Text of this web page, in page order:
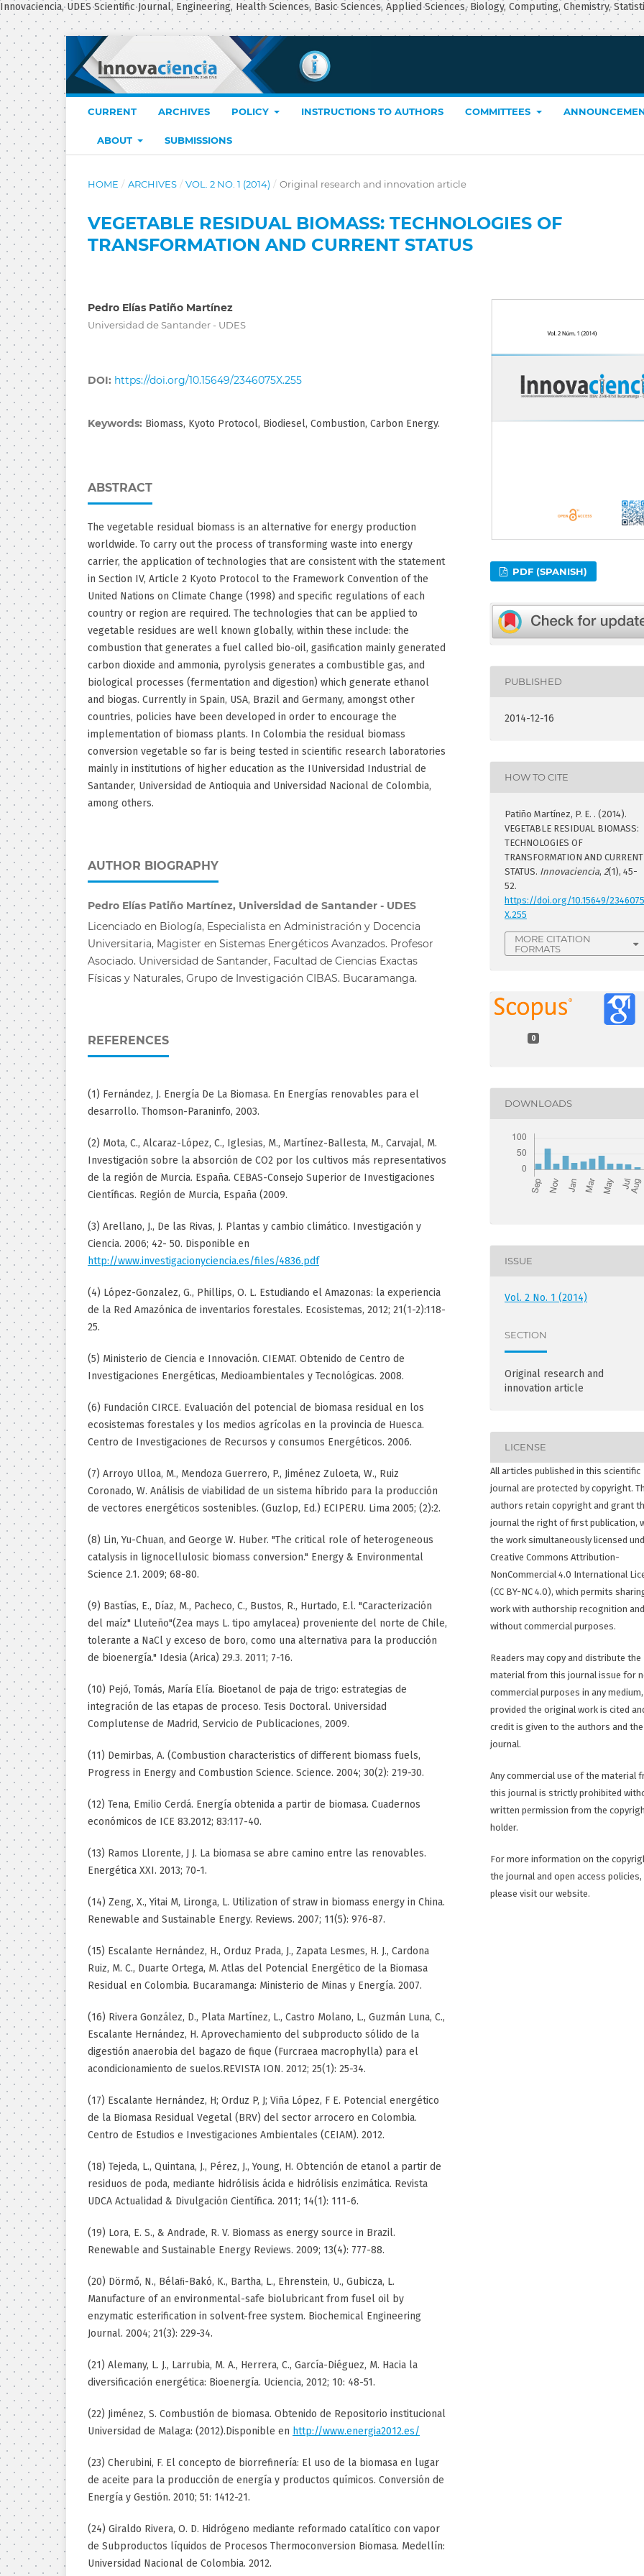
Innovaciencia, UDES Scientific Journal, Engineering, Health Sciences, Basic Sciences, Applied Sciences, Biology, Computing, Chemistry,
CURRENT ARCHIVES POLICY INSTRUCTIONS TO AUTHORS COMMITTEES
ABOUT SUBMISSIONS
HOME / ARCHIVES / VOL. 2 NO. 1 (2014) / Original research and innovation article
VEGETABLE RESIDUAL BIOMASS: TECHNOLOGIES OF
TRANSFORMATION AND CURRENT STATUS
Pedro Elías Patiño Martínez
Universidad de Santander - UDES
DOI: https://doi.org/10.15649/2346075X.255
Keywords: Biomass, Kyoto Protocol, Biodiesel, Combustion, Carbon Energy.
ABSTRACT
The vegetable residual biomass is an alternative for energy production
worldwide. To carry out the process of transforming waste into energy
carrier, the application of technologies that are consistent with the statement
in Section IV, Article 2 Kyoto Protocol to the Framework Convention of the
United Nations on Climate Change (1998) and specific regulations of each
country or region are required. The technologies that can be applied to
vegetable residues are well known globally, within these include: the
combustion that generates a fuel called bio-oil, gasification mainly generated
carbon dioxide and ammonia, pyrolysis generates a combustible gas, and
biological processes (fermentation and digestion) which generate ethanol
and biogas. Currently in Spain, USA, Brazil and Germany, amongst other
countries, policies have been developed in order to encourage the
implementation of biomass plants. In Colombia the residual biomass
conversion vegetable so far is being tested in scientific research laboratories
mainly in institutions of higher education as the IUniversidad Industrial de
Santander, Universidad de Antioquia and Universidad Nacional de Colombia,
among others.
AUTHOR BIOGRAPHY
Pedro Elías Patiño Martínez, Universidad de Santander - UDES
Licenciado en Biología, Especialista en Administración y Docencia
Universitaria, Magister en Sistemas Energéticos Avanzados. Profesor
Asociado. Universidad de Santander, Facultad de Ciencias Exactas
Físicas y Naturales, Grupo de Investigación CIBAS. Bucaramanga.
REFERENCES
(1) Fernández, J. Energía De La Biomasa. En Energías renovables para el
desarrollo. Thomson-Paraninfo, 2003.
(2) Mota, C., Alcaraz-López, C., Iglesias, M., Martínez-Ballesta, M., Carvajal, M.
Investigación sobre la absorción de CO2 por los cultivos más representativos
de la región de Murcia. España. CEBAS-Consejo Superior de Investigaciones
Científicas. Región de Murcia, España (2009.
(3) Arellano, J., De las Rivas, J. Plantas y cambio climático. Investigación y
Ciencia. 2006; 42- 50. Disponible en
http://www.investigacionyciencia.es/files/4836.pdf
(4) López-Gonzalez, G., Phillips, O. L. Estudiando el Amazonas: la experiencia
de la Red Amazónica de inventarios forestales. Ecosistemas, 2012; 21(1-2):118-
25.
(5) Ministerio de Ciencia e Innovación. CIEMAT. Obtenido de Centro de
Investigaciones Energéticas, Medioambientales y Tecnológicas. 2008.
(6) Fundación CIRCE. Evaluación del potencial de biomasa residual en los
ecosistemas forestales y los medios agrícolas en la provincia de Huesca.
Centro de Investigaciones de Recursos y consumos Energéticos. 2006.
(7) Arroyo Ulloa, M., Mendoza Guerrero, P., Jiménez Zuloeta, W., Ruiz
Coronado, W. Análisis de viabilidad de un sistema híbrido para la producción
de vectores energéticos sostenibles. (Guzlop, Ed.) ECIPERU. Lima 2005; (2):2.
(8) Lin, Yu-Chuan, and George W. Huber. "The critical role of heterogeneous
catalysis in lignocellulosic biomass conversion." Energy & Environmental
Science 2.1. 2009; 68-80.
(9) Bastías, E., Díaz, M., Pacheco, C., Bustos, R., Hurtado, E.l. "Caracterización
del maíz" Lluteño"(Zea mays L. tipo amylacea) proveniente del norte de Chile,
tolerante a NaCl y exceso de boro, como una alternativa para la producción
de bioenergía." Idesia (Arica) 29.3. 2011; 7-16.
(10) Pejó, Tomás, María Elía. Bioetanol de paja de trigo: estrategias de
integración de las etapas de proceso. Tesis Doctoral. Universidad
Complutense de Madrid, Servicio de Publicaciones, 2009.
(11) Demirbas, A. (Combustion characteristics of different biomass fuels,
Progress in Energy and Combustion Science. Science. 2004; 30(2): 219-30.
(12) Tena, Emilio Cerdá. Energía obtenida a partir de biomasa. Cuadernos
económicos de ICE 83.2012; 83:117-40.
(13) Ramos Llorente, J J. La biomasa se abre camino entre las renovables.
Energética XXI. 2013; 70-1.
(14) Zeng, X., Yitai M, Lironga, L. Utilization of straw in biomass energy in China.
Renewable and Sustainable Energy. Reviews. 2007; 11(5): 976-87.
(15) Escalante Hernández, H., Orduz Prada, J., Zapata Lesmes, H. J., Cardona
Ruiz, M. C., Duarte Ortega, M. Atlas del Potencial Energético de la Biomasa
Residual en Colombia. Bucaramanga: Ministerio de Minas y Energía. 2007.
(16) Rivera González, D., Plata Martínez, L., Castro Molano, L., Guzmán Luna, C.,
Escalante Hernández, H. Aprovechamiento del subproducto sólido de la
digestión anaerobia del bagazo de fique (Furcraea macrophylla) para el
acondicionamiento de suelos.REVISTA ION. 2012; 25(1): 25-34.
(17) Escalante Hernández, H; Orduz P, J; Viña López, F E. Potencial energético
de la Biomasa Residual Vegetal (BRV) del sector arrocero en Colombia.
Centro de Estudios e Investigaciones Ambientales (CEIAM). 2012.
(18) Tejeda, L., Quintana, J., Pérez, J., Young, H. Obtención de etanol a partir de
residuos de poda, mediante hidrólisis ácida e hidrólisis enzimática. Revista
UDCA Actualidad & Divulgación Científica. 2011; 14(1): 111-6.
(19) Lora, E. S., & Andrade, R. V. Biomass as energy source in Brazil.
Renewable and Sustainable Energy Reviews. 2009; 13(4): 777-88.
(20) Dörmő, N., Bélaﬁ-Bakó, K., Bartha, L., Ehrenstein, U., Gubicza, L.
Manufacture of an environmental-safe biolubricant from fusel oil by
enzymatic esterification in solvent-free system. Biochemical Engineering
Journal. 2004; 21(3): 229-34.
(21) Alemany, L. J., Larrubia, M. A., Herrera, C., García-Diéguez, M. Hacia la
diversificación energética: Bioenergía. Uciencia, 2012; 10: 48-51.
(22) Jiménez, S. Combustión de biomasa. Obtenido de Repositorio institucional
Universidad de Malaga: (2012).Disponible en http://www.energia2012.es/
(23) Cherubini, F. El concepto de biorrefinería: El uso de la biomasa en lugar
de aceite para la producción de energía y productos químicos. Conversión de
Energía y Gestión. 2010; 51: 1412-21.
(24) Giraldo Rivera, O. D. Hidrógeno mediante reformado catalítico con vapor
de Subproductos líquidos de Procesos Thermoconversion Biomasa. Medellín:
Universidad Nacional de Colombia. 2012.
PDF (SPANISH)
PUBLISHED
2014-12-16
HOW TO CITE
Patiño Martínez, P. E. . (2014).
VEGETABLE RESIDUAL BIOMASS:
TECHNOLOGIES OF
TRANSFORMATION AND CURRENT
STATUS. Innovaciencia, 2(1), 45-
52.
https://doi.org/10.15649/
X.255
MORE CITATION
FORMATS
0
DOWNLOADS
ISSUE
Vol. 2 No. 1 (2014)
SECTION
Original research and
innovation article
LICENSE
All articles published in this scientific
journal are protected by copyright.
authors retain copyright and grant
journal the right of first publication,
the work simultaneously licensed
Creative Commons Attribution-
NonCommercial 4.0 International
(CC BY-NC 4.0), which permits
work with authorship recognition and
without commercial purposes.
Readers may copy and distribute the
material from this journal issue for
commercial purposes in any medium,
provided the original work is cited
credit is given to the authors and the
journal.
Any commercial use of the material
this journal is strictly prohibited
written permission from the
holder.
For more information on the
the journal and open access policies,
please visit our website.